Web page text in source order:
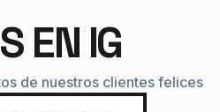
EN IG
de nuestros clientes felices